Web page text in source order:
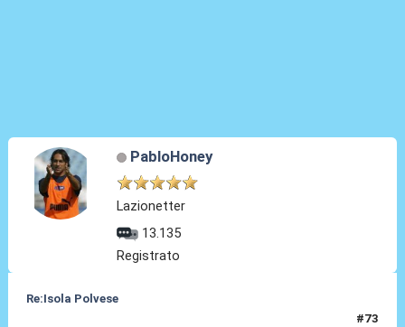
PabloHoney
Lazionetter
13.135
Registrato
Re:Isola Polvese
#73